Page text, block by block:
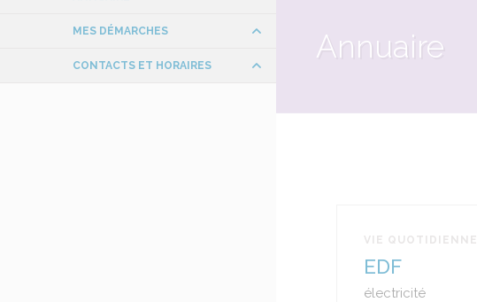
Annuaire
VIE QUOTIDIENNE
EDF
électricité
MES DÉMARCHES
CONTACTS ET HORAIRES